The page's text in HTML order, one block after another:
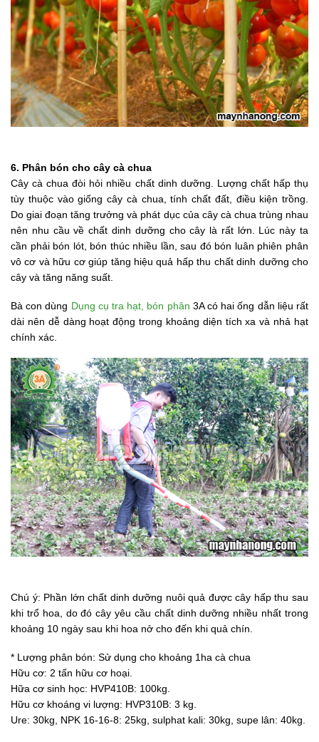
6. Phân bón cho cây cà chua
Cây cà chua đòi hỏi nhiều chất dinh dưỡng. Lượng chất hấp thụ
tùy thuộc vào giống cây cà chua, tính chất đất, điều kiện trồng.
Do giai đoạn tăng trưởng và phát dục của cây cà chua trùng nhau
nên nhu cầu về chất dinh dưỡng cho cây là rất lớn. Lúc này ta
cần phải bón lót, bón thúc nhiều lần, sau đó bón luân phiên phân
vô cơ và hữu cơ giúp tăng hiệu quả hấp thu chất dinh dưỡng cho
cây và tăng năng suất.
Bà con dùng Dụng cụ tra hạt, bón phân 3A có hai ống dẫn liệu rất
dài nên dễ dàng hoạt động trong khoảng diện tích xa và nhả hạt
chính xác.
Chú ý: Phần lớn chất dinh dưỡng nuôi quả được cây hấp thu sau
khi trổ hoa, do đó cây yêu cầu chất dinh dưỡng nhiều nhất trong
khoảng 10 ngày sau khi hoa nở cho đến khi quả chín.
* Lượng phân bón: Sử dụng cho khoảng 1ha cà chua
Hữu cơ: 2 tấn hữu cơ hoại.
Hữa cơ sinh học: HVP410B: 100kg.
Hữu cơ khoáng vi lượng: HVP310B: 3 kg.
Ure: 30kg, NPK 16-16-8: 25kg, sulphat kali: 30kg, supe lân: 40kg.